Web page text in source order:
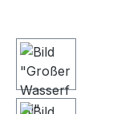
Bildergalerie